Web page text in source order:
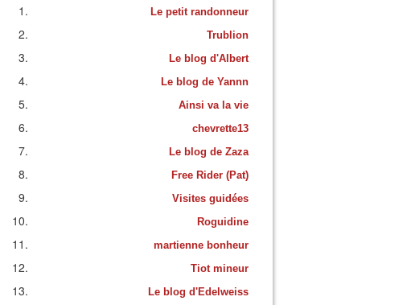
Le petit randonneur
Trublion
Le blog d'Albert
Le blog de Yannn
Ainsi va la vie
chevrette13
Le blog de Zaza
Free Rider (Pat)
Visites guidées
Roguidine
martienne bonheur
Tiot mineur
Le blog d'Edelweiss